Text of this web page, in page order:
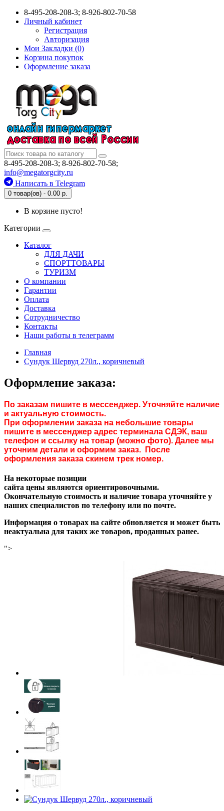
8-495-208-208-3; 8-926-802-70-58
Личный кабинет
Регистрация
Авторизация
Мои Закладки (0)
Корзина покупок
Оформление заказа
8-495-208-208-3; 8-926-802-70-58;
info@megatorgcity.ru
Написать в Telegram
0 товар(ов) - 0.00 р.
В корзине пусто!
Категории
Каталог
ДЛЯ ДАЧИ
СПОРТТОВАРЫ
ТУРИЗМ
О компании
Гарантии
Оплата
Доставка
Сотрудничество
Контакты
Наши работы в телеграмм
Главная
Сундук Шервуд 270л., коричневый
Оформление заказа:
По заказам пишите в мессенджер. Уточняйте наличие
и актуальную стоимость.
При оформлении заказа на небольшие товары
пишите в мессенджер адрес терминала СДЭК, ваш
телефон и ссылку на товар (можно фото). Далее мы
уточним детали и оформим заказ. После
оформления заказа скинем трек номер.
На некоторые позиции
сайта цены являются ориентировочными.
Окончательную стоимость и наличие товара уточняйте у
наших специалистов по телефону или по почте.
Информация о товарах на сайте обновляется и может быть
неактуальна для таких же товаров, проданных ранее.
">